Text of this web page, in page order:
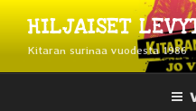
sisältöönHILJAISET
Kitaran surinaa vuodesta 1986